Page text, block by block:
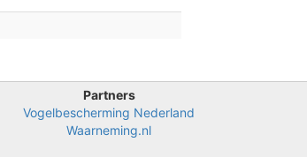
Partners
Vogelbescherming Nederland
Waarneming.nl